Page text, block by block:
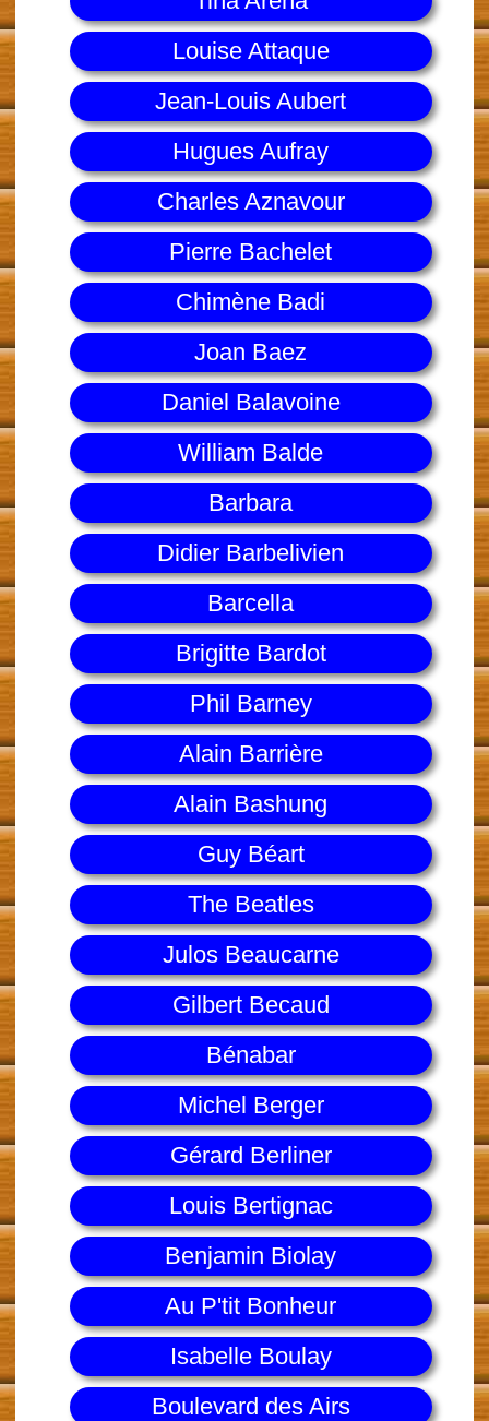
Louise Attaque
Jean-Louis Aubert
Hugues Aufray
Charles Aznavour
Pierre Bachelet
Chimène Badi
Joan Baez
Daniel Balavoine
William Balde
Barbara
Didier Barbelivien
Barcella
Brigitte Bardot
Phil Barney
Alain Barrière
Alain Bashung
Guy Béart
The Beatles
Julos Beaucarne
Gilbert Becaud
Bénabar
Michel Berger
Gérard Berliner
Louis Bertignac
Benjamin Biolay
Au P'tit Bonheur
Isabelle Boulay
Boulevard des Airs